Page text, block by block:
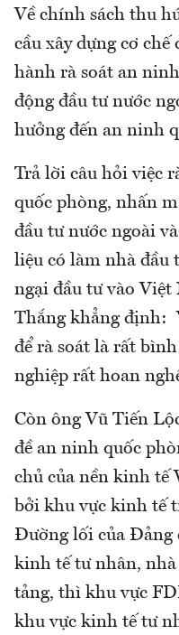
Về chính sách thu
cầu xây dựng cơ
hành rà soát an
động đầu tư nước
hưởng đến an ninh
Trả lời câu hỏi việc
quốc phòng, nhấn
đầu tư nước ngoài
liệu có làm nhà đầu
ngại đầu tư vào
Thắng khẳng định:
để rà soát là rất
nghiệp rất hoan
Còn ông Vũ Tiến
đề an ninh quốc
chủ của nền kinh tế
bởi khu vực kinh tế
Đường lối của Đảng
kinh tế tư nhân, nhà
tảng, thì khu vực
khu vực kinh tế tư